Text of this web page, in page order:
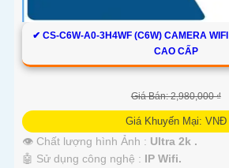
✔ CS-C6W-A0-3H4WF (C6W) CAMERA
CAO CẤP
Giá Bán: 2,980,000 ₫
Giá Khuyến Mại: VNĐ
👁 Chất lượng hình Ảnh : Ultra 2k .
🤖️ Sử dụng công nghệ : IP Wifi.